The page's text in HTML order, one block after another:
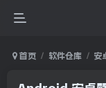
首页 软件仓库 安